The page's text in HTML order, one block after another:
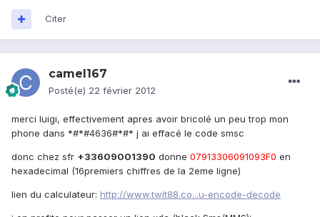
Citer
camel167
Posté(e) 22 février 2012
merci luigi, effectivement apres avoir bricolé un peu trop mon
phone dans *#*#4636#*#* j ai effacé le code smsc
donc chez sfr +33609001390 donne 07913306091093F0 en
hexadecimal (16premiers chiffres de la 2eme ligne)
lien du calculateur: http://www.twit88.co...u-encode-decode